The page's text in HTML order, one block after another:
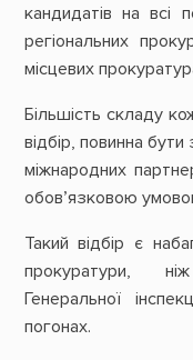
кандидатів на всі
регіональних
місцевих
Більшість складу
відбір, повинна
міжнародних
обов’язковою
Такий відбір є
прокуратури,
Генеральної
погонах.